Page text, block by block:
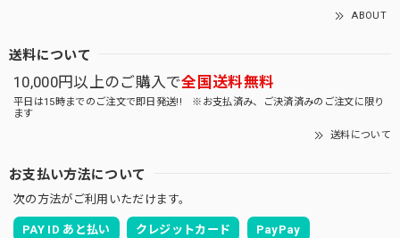
ABOUT
送料について
10,000円以上のご購入で全国送料無料
平日は15時までのご注文で即日発送!! ※お支払済み、ご決済済みのご注文に限り
ます
送料について
お支払い方法について
次の方法がご利用いただけます。
PAY ID あと払い クレジットカード PayPay